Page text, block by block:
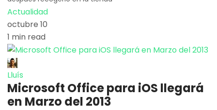
Actualidad
octubre 10
1 min read
Lluís
Microsoft Office para iOS llegará
en Marzo del 2013